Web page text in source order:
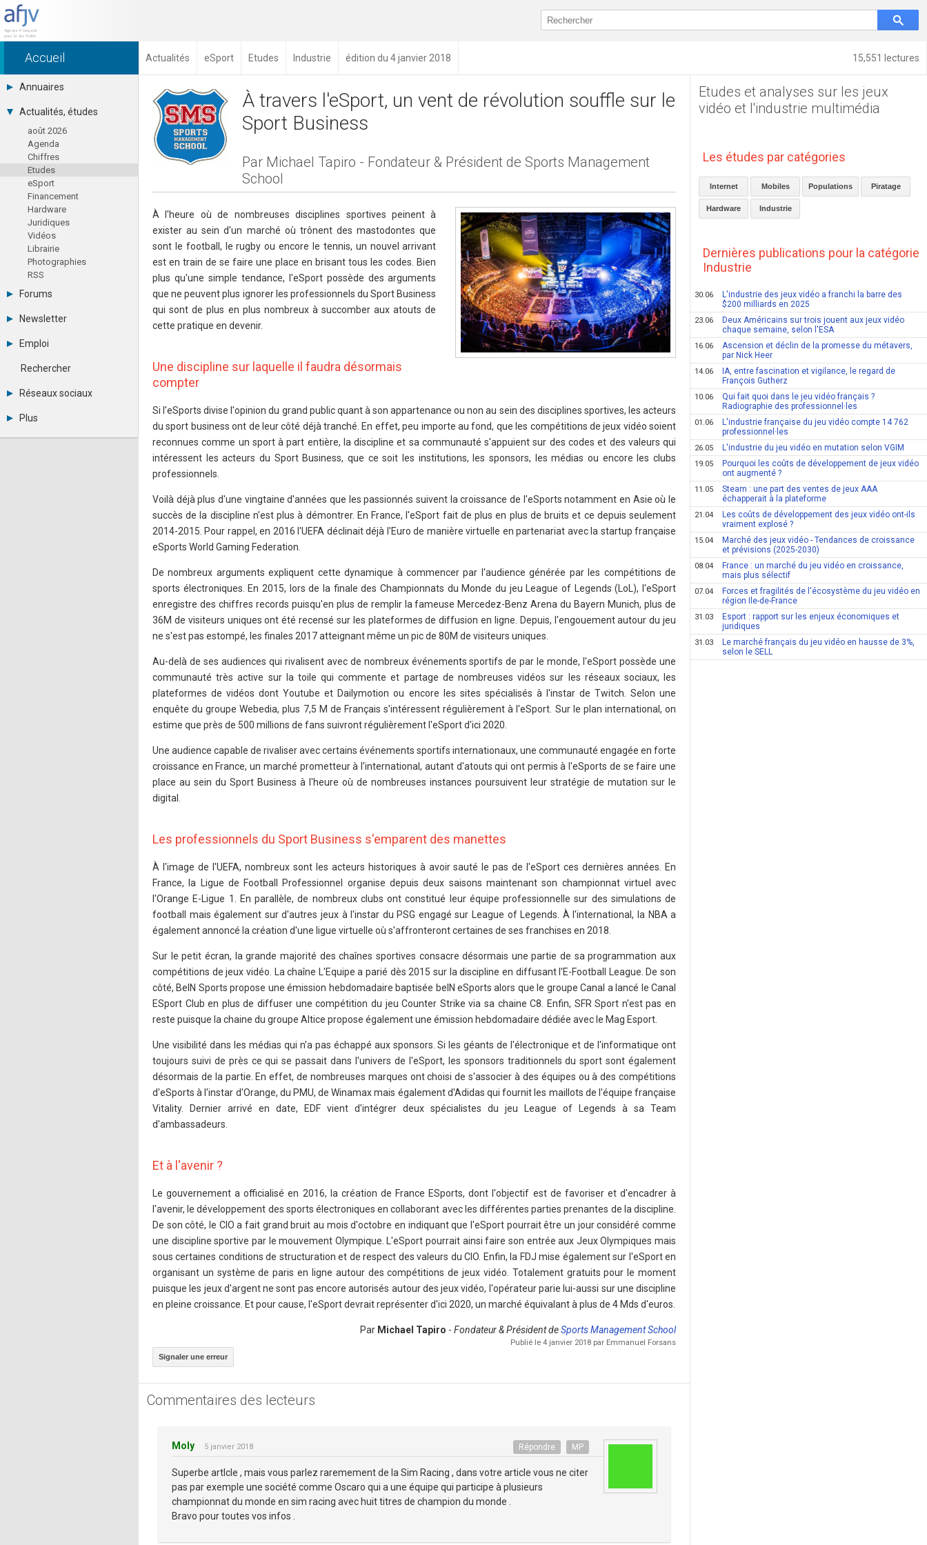
15,551 lectures
Accueil Actualités eSport Etudes Industrie édition du 4 janvier 2018
Annuaires
Toutes les sociétés (691)
Studios (418)
Editeurs (49)
Distributeurs (16)
Hard. / Accessoires (10)
Middlewares (15)
Prestataires (99)
Assoc. / Syndicats (21)
Formations / Ecoles (46)
Presse spécialisée (17)
Actualités, études
août 2026
Agenda
Chiffres
Etudes
eSport
Financement
Hardware
Juridiques
Vidéos
Librairie
Photographies
RSS
Forums
Tous les forums
Se connecter
Messages privés
Contacter un modérateur
Newsletter
Archives
Abonnement
Emploi
Consulter les annonces
Observatoire de l'emploi
Rechercher
Réseaux sociaux
LinkedIn
Plus
Annonceurs
À travers l'eSport, un vent de révolution souffle sur le
Sport Business
Par Michael Tapiro - Fondateur & Président de Sports Management
School
À l'heure où de nombreuses disciplines sportives peinent à
exister au sein d'un marché où trônent des mastodontes que
sont le football, le rugby ou encore le tennis, un nouvel arrivant
est en train de se faire une place en brisant tous les codes. Bien
plus qu'une simple tendance, l'eSport possède des arguments
que ne peuvent plus ignorer les professionnels du Sport Business
qui sont de plus en plus nombreux à succomber aux atouts de
cette pratique en devenir.
Une discipline sur laquelle il faudra désormais
compter
Si l'eSports divise l'opinion du grand public quant à son appartenance ou non au sein des disciplines sportives, les acteurs
du sport business ont de leur côté déjà tranché. En effet, peu importe au fond, que les compétitions de jeux vidéo soient
reconnues comme un sport à part entière, la discipline et sa communauté s'appuient sur des codes et des valeurs qui
intéressent les acteurs du Sport Business, que ce soit les institutions, les sponsors, les médias ou encore les clubs
professionnels.
Voilà déjà plus d'une vingtaine d'années que les passionnés suivent la croissance de l'eSports notamment en Asie où le
succès de la discipline n'est plus à démontrer. En France, l'eSport fait de plus en plus de bruits et ce depuis seulement
2014-2015. Pour rappel, en 2016 l'UEFA déclinait déjà l'Euro de manière virtuelle en partenariat avec la startup française
eSports World Gaming Federation.
De nombreux arguments expliquent cette dynamique à commencer par l'audience générée par les compétitions de
sports électroniques. En 2015, lors de la finale des Championnats du Monde du jeu League of Legends (LoL), l'eSport
enregistre des chiffres records puisqu'en plus de remplir la fameuse Mercedez-Benz Arena du Bayern Munich, plus de
36M de visiteurs uniques ont été recensé sur les plateformes de diffusion en ligne. Depuis, l'engouement autour du jeu
ne s'est pas estompé, les finales 2017 atteignant même un pic de 80M de visiteurs uniques.
Au-delà de ses audiences qui rivalisent avec de nombreux événements sportifs de par le monde, l'eSport possède une
communauté très active sur la toile qui commente et partage de nombreuses vidéos sur les réseaux sociaux, les
plateformes de vidéos dont Youtube et Dailymotion ou encore les sites spécialisés à l'instar de Twitch. Selon une
enquête du groupe Webedia, plus 7,5 M de Français s'intéressent régulièrement à l'eSport. Sur le plan international, on
estime que près de 500 millions de fans suivront régulièrement l'eSport d'ici 2020.
Une audience capable de rivaliser avec certains événements sportifs internationaux, une communauté engagée en forte
croissance en France, un marché prometteur à l'international, autant d'atouts qui ont permis à l'eSports de se faire une
place au sein du Sport Business à l'heure où de nombreuses instances poursuivent leur stratégie de mutation sur le
digital.
Les professionnels du Sport Business s'emparent des manettes
À l'image de l'UEFA, nombreux sont les acteurs historiques à avoir sauté le pas de l'eSport ces dernières années. En
France, la Ligue de Football Professionnel organise depuis deux saisons maintenant son championnat virtuel avec
l'Orange E-Ligue 1. En parallèle, de nombreux clubs ont constitué leur équipe professionnelle sur des simulations de
football mais également sur d'autres jeux à l'instar du PSG engagé sur League of Legends. À l'international, la NBA a
également annoncé la création d'une ligue virtuelle où s'affronteront certaines de ses franchises en 2018.
Sur le petit écran, la grande majorité des chaînes sportives consacre désormais une partie de sa programmation aux
compétitions de jeux vidéo. La chaîne L'Equipe a parié dès 2015 sur la discipline en diffusant l'E-Football League. De son
côté, BeIN Sports propose une émission hebdomadaire baptisée beIN eSports alors que le groupe Canal a lancé le Canal
ESport Club en plus de diffuser une compétition du jeu Counter Strike via sa chaine C8. Enfin, SFR Sport n'est pas en
reste puisque la chaine du groupe Altice propose également une émission hebdomadaire dédiée avec le Mag Esport.
Une visibilité dans les médias qui n'a pas échappé aux sponsors. Si les géants de l'électronique et de l'informatique ont
toujours suivi de près ce qui se passait dans l'univers de l'eSport, les sponsors traditionnels du sport sont également
désormais de la partie. En effet, de nombreuses marques ont choisi de s'associer à des équipes ou à des compétitions
d'eSports à l'instar d'Orange, du PMU, de Winamax mais également d'Adidas qui fournit les maillots de l'équipe française
Vitality. Dernier arrivé en date, EDF vient d'intégrer deux spécialistes du jeu League of Legends à sa Team
d'ambassadeurs.
Et à l'avenir ?
Le gouvernement a officialisé en 2016, la création de France ESports, dont l'objectif est de favoriser et d'encadrer à
l'avenir, le développement des sports électroniques en collaborant avec les différentes parties prenantes de la discipline.
De son côté, le CIO a fait grand bruit au mois d'octobre en indiquant que l'eSport pourrait être un jour considéré comme
une discipline sportive par le mouvement Olympique. L'eSport pourrait ainsi faire son entrée aux Jeux Olympiques mais
sous certaines conditions de structuration et de respect des valeurs du CIO. Enfin, la FDJ mise également sur l'eSport en
organisant un système de paris en ligne autour des compétitions de jeux vidéo. Totalement gratuits pour le moment
puisque les jeux d'argent ne sont pas encore autorisés autour des jeux vidéo, l'opérateur parie lui-aussi sur une discipline
en pleine croissance. Et pour cause, l'eSport devrait représenter d'ici 2020, un marché équivalant à plus de 4 Mds d'euros.
Par Michael Tapiro -Fondateur & Président deSports Management School
Publié le 4 janvier 2018 par Emmanuel Forsans
Signaler une erreur
Commentaires des lecteurs
Moly 5 janvier 2018 Répondre MP
Superbe artlcle , mais vous parlez raremement de la Sim Racing , dans votre article vous ne citer
pas par exemple une société comme Oscaro qui a une équipe qui participe à plusieurs
championnat du monde en sim racing avec huit titres de champion du monde .
Bravo pour toutes vos infos .
Etudes et analyses sur les jeux
vidéo et l'industrie multimédia
Les études par catégories
Internet Mobiles Populations Piratage
Hardware Industrie
Dernières publications pour la catégorie
Industrie
30.06
L'industrie des jeux vidéo a franchi la barre des
$200 milliards en 2025
23.06
Deux Américains sur trois jouent aux jeux vidéo
chaque semaine, selon l'ESA
16.06
Ascension et déclin de la promesse du métavers,
par Nick Heer
14.06
IA, entre fascination et vigilance, le regard de
François Gutherz
10.06
Qui fait quoi dans le jeu vidéo français ?
Radiographie des professionnel·les
01.06
L'industrie française du jeu vidéo compte 14 762
professionnel·les
26.05 L'industrie du jeu vidéo en mutation selon VGIM
19.05
Pourquoi les coûts de développement de jeux vidéo
ont augmenté ?
11.05
Steam : une part des ventes de jeux AAA
échapperait à la plateforme
21.04
Les coûts de développement des jeux vidéo ont-ils
vraiment explosé ?
15.04
Marché des jeux vidéo - Tendances de croissance
et prévisions (2025-2030)
08.04
France : un marché du jeu vidéo en croissance,
mais plus sélectif
07.04
Forces et fragilités de l'écosystème du jeu vidéo en
région Ile-de-France
31.03
Esport : rapport sur les enjeux économiques et
juridiques
31.03
Le marché français du jeu vidéo en hausse de 3%,
selon le SELL